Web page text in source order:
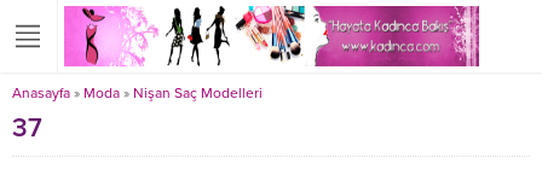
Anasayfa » Moda » Nişan Saç Modelleri
37